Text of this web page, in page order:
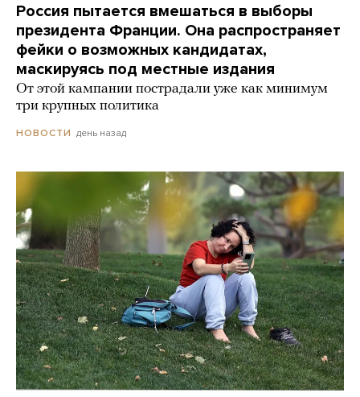
Россия пытается вмешаться в выборы
президента Франции. Она распространяет
фейки о возможных кандидатах,
маскируясь под местные издания
От этой кампании пострадали уже как минимум
три крупных политика
НОВОСТИ день назад